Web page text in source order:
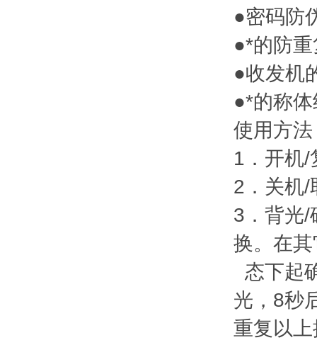
●密码防
●*的防
●收发机
●*的称
使用方法
1．开机/
2．关机/
3．背光/
换。在
态下起
光，8秒
重复以